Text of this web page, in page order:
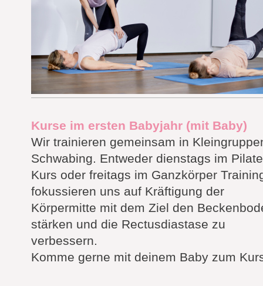
Kurse im ersten Babyjahr (mit Baby)
Wir trainieren gemeinsam in
Schwabing. Entweder dienstags im
Kurs oder freitags im Ganzkörper
fokussieren uns auf Kräftigung der
Körpermitte mit dem Ziel den
stärken und die Rectusdiastase zu
verbessern.
Komme gerne mit deinem Baby zum